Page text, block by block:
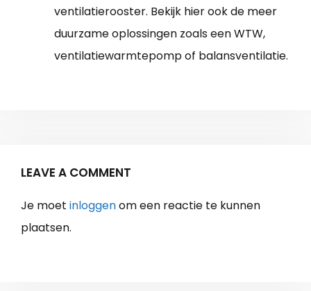
ventilatierooster. Bekijk hier ook de meer
duurzame oplossingen zoals een WTW,
ventilatiewarmtepomp of balansventilatie.
LEAVE A COMMENT
Je moet inloggenom een reactie te kunnen
plaatsen.